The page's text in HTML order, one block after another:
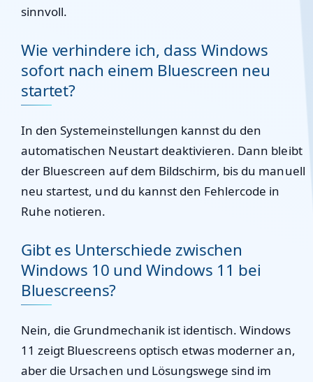
sinnvoll.
Wie verhindere ich, dass Windows
sofort nach einem Bluescreen neu
startet?
In den Systemeinstellungen kannst du den
automatischen Neustart deaktivieren. Dann bleibt
der Bluescreen auf dem Bildschirm, bis du manuell
neu startest, und du kannst den Fehlercode in
Ruhe notieren.
Gibt es Unterschiede zwischen
Windows 10 und Windows 11 bei
Bluescreens?
Nein, die Grundmechanik ist identisch. Windows
11 zeigt Bluescreens optisch etwas moderner an,
aber die Ursachen und Lösungswege sind im